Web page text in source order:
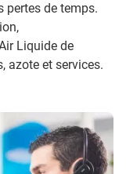
pertes de temps.
Liquide de
azote et services.